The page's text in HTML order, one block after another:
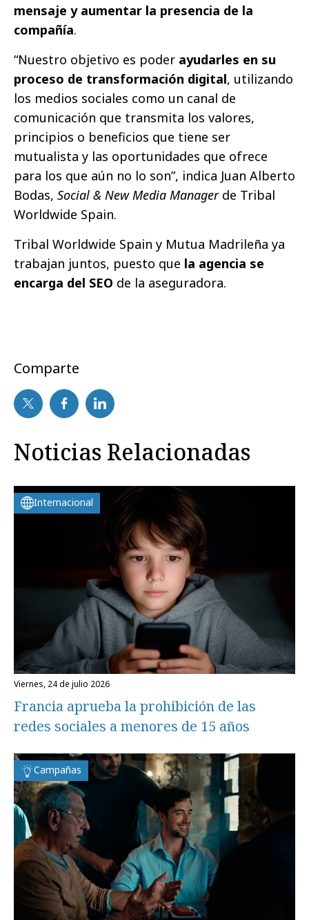
mensaje y aumentar la presencia de la
compañía.
“Nuestro objetivo es poder ayudarles en su
proceso de transformación digital, utilizando
los medios sociales como un canal de
comunicación que transmita los valores,
principios o beneficios que tiene ser
mutualista y las oportunidades que ofrece
para los que aún no lo son”, indica Juan Alberto
Bodas, Social & New Media Manager de Tribal
Worldwide Spain.
Tribal Worldwide Spain y Mutua Madrileña ya
trabajan juntos, puesto que la agencia se
encarga del SEO de la aseguradora.
Comparte
Noticias Relacionadas
Internacional
viernes, 24 de julio 2026
Francia aprueba la prohibición de las
redes sociales a menores de 15 años
Campañas